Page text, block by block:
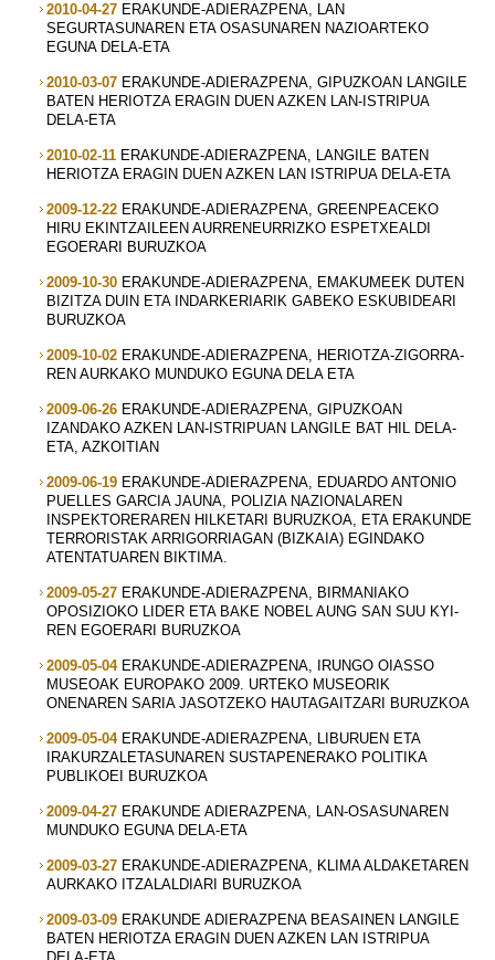
2010-04-27 ERAKUNDE-ADIERAZPENA, LAN
SEGURTASUNAREN ETA OSASUNAREN NAZIOARTEKO
EGUNA DELA-ETA
2010-03-07 ERAKUNDE-ADIERAZPENA, GIPUZKOAN LANGILE
BATEN HERIOTZA ERAGIN DUEN AZKEN LAN-ISTRIPUA
DELA-ETA
2010-02-11 ERAKUNDE-ADIERAZPENA, LANGILE BATEN
HERIOTZA ERAGIN DUEN AZKEN LAN ISTRIPUA DELA-ETA
2009-12-22 ERAKUNDE-ADIERAZPENA, GREENPEACEKO
HIRU EKINTZAILEEN AURRENEURRIZKO ESPETXEALDI
EGOERARI BURUZKOA
2009-10-30 ERAKUNDE-ADIERAZPENA, EMAKUMEEK DUTEN
BIZITZA DUIN ETA INDARKERIARIK GABEKO ESKUBIDEARI
BURUZKOA
2009-10-02 ERAKUNDE-ADIERAZPENA, HERIOTZA-ZIGORRA-
REN AURKAKO MUNDUKO EGUNA DELA ETA
2009-06-26 ERAKUNDE-ADIERAZPENA, GIPUZKOAN
IZANDAKO AZKEN LAN-ISTRIPUAN LANGILE BAT HIL DELA-
ETA, AZKOITIAN
2009-06-19 ERAKUNDE-ADIERAZPENA, EDUARDO ANTONIO
PUELLES GARCIA JAUNA, POLIZIA NAZIONALAREN
INSPEKTORERAREN HILKETARI BURUZKOA, ETA ERAKUNDE
TERRORISTAK ARRIGORRIAGAN (BIZKAIA) EGINDAKO
ATENTATUAREN BIKTIMA.
2009-05-27 ERAKUNDE-ADIERAZPENA, BIRMANIAKO
OPOSIZIOKO LIDER ETA BAKE NOBEL AUNG SAN SUU KYI-
REN EGOERARI BURUZKOA
2009-05-04 ERAKUNDE-ADIERAZPENA, IRUNGO OIASSO
MUSEOAK EUROPAKO 2009. URTEKO MUSEORIK
ONENAREN SARIA JASOTZEKO HAUTAGAITZARI BURUZKOA
2009-05-04 ERAKUNDE-ADIERAZPENA, LIBURUEN ETA
IRAKURZALETASUNAREN SUSTAPENERAKO POLITIKA
PUBLIKOEI BURUZKOA
2009-04-27 ERAKUNDE ADIERAZPENA, LAN-OSASUNAREN
MUNDUKO EGUNA DELA-ETA
2009-03-27 ERAKUNDE-ADIERAZPENA, KLIMA ALDAKETAREN
AURKAKO ITZALALDIARI BURUZKOA
2009-03-09 ERAKUNDE ADIERAZPENA BEASAINEN LANGILE
BATEN HERIOTZA ERAGIN DUEN AZKEN LAN ISTRIPUA